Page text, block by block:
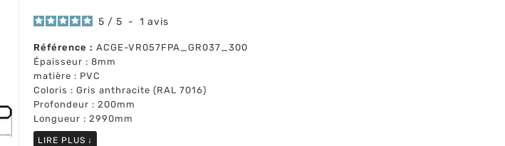
5 / 5 - 1 avis
Référence : ACGE-VR057FPA_GR037_300
Épaisseur : 8mm
matière : PVC
Coloris : Gris anthracite (RAL 7016)
Profondeur : 200mm
Longueur : 2990mm
LIRE PLUS ↓